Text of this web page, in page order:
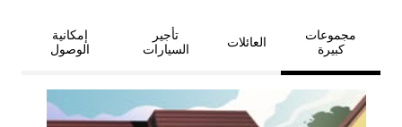
مجموعات
كبيرة
العائلات
تأجير
السيارات
إمكانية
الوصول